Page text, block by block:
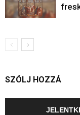
SZÓLJ HOZZÁ